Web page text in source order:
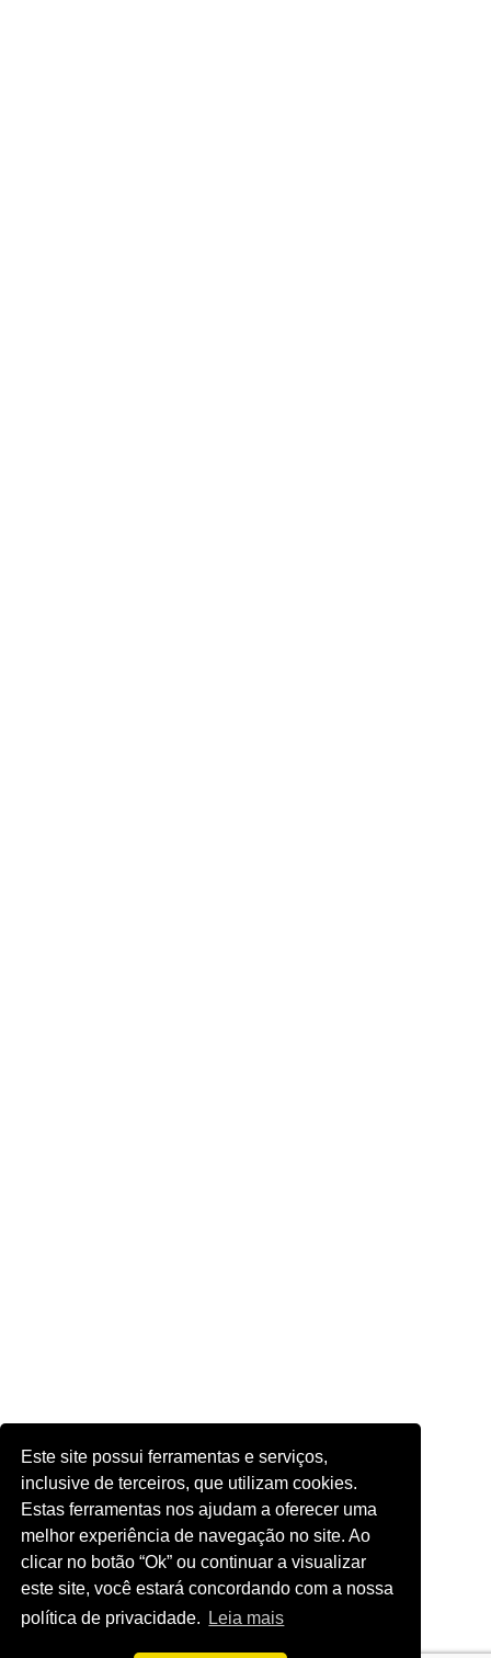
Este site possui ferramentas e serviços,
inclusive de terceiros, que utilizam cookies.
Estas ferramentas nos ajudam a oferecer uma
melhor experiência de navegação no site. Ao
clicar no botão “Ok” ou continuar a visualizar
este site, você estará concordando com a nossa
política de privacidade.
Leia mais